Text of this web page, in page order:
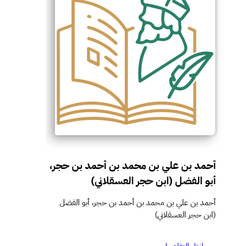
أحمد بن علي بن محمد بن أحمد بن حجر،
أبو الفضل (ابن حجر العسقلاني)
أحمد بن علي بن محمد بن أحمد بن حجر، أبو الفضل
(ابن حجر العسقلاني)